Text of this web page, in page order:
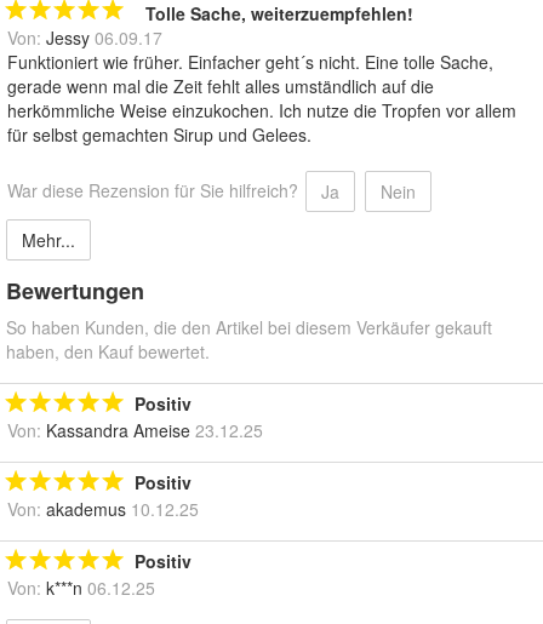
Tolle Sache, weiterzuempfehlen!
Von: Jessy 06.09.17
Funktioniert wie früher. Einfacher geht´s nicht. Eine tolle Sache,
gerade wenn mal die Zeit fehlt alles umständlich auf die
herkömmliche Weise einzukochen. Ich nutze die Tropfen vor allem
für selbst gemachten Sirup und Gelees.
War diese Rezension für Sie hilfreich? Ja
Nein
Mehr...
Bewertungen
So haben Kunden, die den Artikel bei diesem Verkäufer gekauft
haben, den Kauf bewertet.
Positiv
Von: Kassandra Ameise 23.12.25
Positiv
Von: akademus 10.12.25
Positiv
Von: k***n 06.12.25